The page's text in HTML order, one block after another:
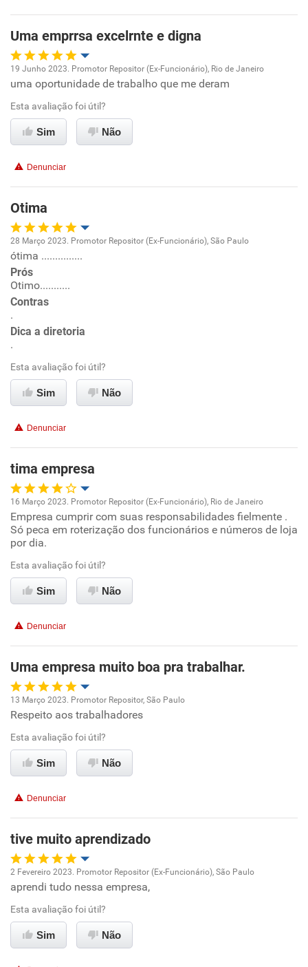
Uma emprrsa excelrnte e digna
Oportunidade de promoção
Ambiente de trabalho
Benefícios
Recomenda esta empresa
Recomenda a diretoria
19 Junho 2023. Promotor Repositor (Ex-Funcionário), Rio de Janeiro
uma oportunidade de trabalho que me deram
Esta avaliação foi útil?
Sim Não
Denunciar
Otima
Oportunidade de promoção
Ambiente de trabalho
Conciliação com a vida familiar
Recomenda esta empresa
28 Março 2023. Promotor Repositor (Ex-Funcionário), São Paulo
ótima ...............
Prós
Otimo...........
Contras
.
Dica a diretoria
.
Esta avaliação foi útil?
Sim Não
Denunciar
tima empresa
Oportunidade de promoção
Conciliação com a vida familiar
16 Março 2023. Promotor Repositor (Ex-Funcionário), Rio de Janeiro
Empresa cumprir com suas responsabilidades fielmente .
Só peca em roterização dos funcionários e números de loja
por dia.
Esta avaliação foi útil?
Sim Não
Denunciar
Uma empresa muito boa pra trabalhar.
Oportunidade de promoção
Ambiente de trabalho
Benefícios
Recomenda esta empresa
13 Março 2023. Promotor Repositor, São Paulo
Respeito aos trabalhadores
Esta avaliação foi útil?
Sim Não
Denunciar
tive muito aprendizado
Oportunidade de promoção
Ambiente de trabalho
2 Fevereiro 2023. Promotor Repositor (Ex-Funcionário), São Paulo
aprendi tudo nessa empresa,
Esta avaliação foi útil?
Sim Não